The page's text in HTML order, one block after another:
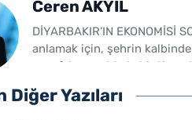
Ceren AKYIL
DİYARBAKIR’IN EKONOMİSİ
anlamak için, şehrin
esnaf, her caddede bir
ailelerin gelir seviyelerini
Diğer Yazıları